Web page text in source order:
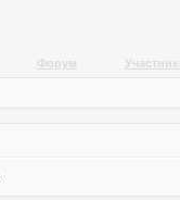
Форум